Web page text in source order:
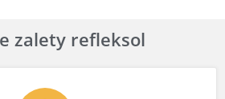
zalety refleksol